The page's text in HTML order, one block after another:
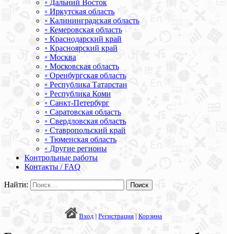
◦ Дальний Восток
◦ Иркутская область
◦ Калининградская область
◦ Кемеровская область
◦ Краснодарский край
◦ Красноярский край
◦ Москва
◦ Московская область
◦ Оренбургская область
◦ Республика Татарстан
◦ Республика Коми
◦ Санкт-Петербург
◦ Саратовская область
◦ Свердловская область
◦ Ставропольский край
◦ Тюменская область
◦ Другие регионы
Контрольные работы
Контакты / FAQ
Найти:
Вход | Регистрация | Корзина